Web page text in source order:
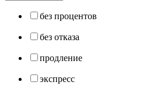
без процентов
без отказа
продление
экспресс